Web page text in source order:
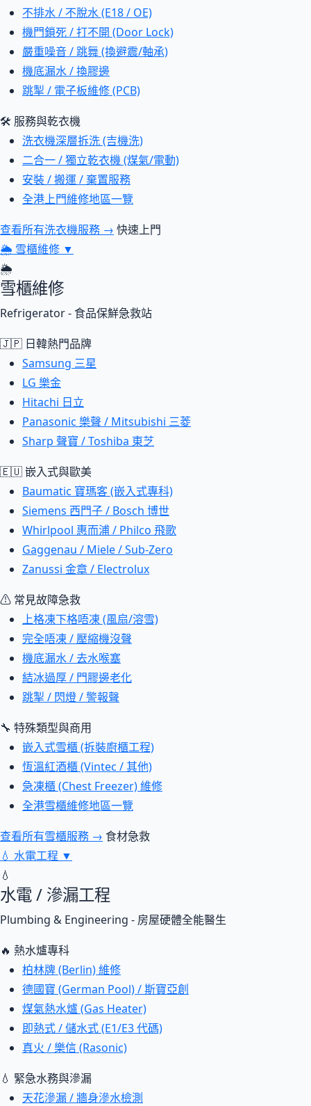
不排水 / 不脫水 (E18 / OE)
機門鎖死 / 打不開 (Door Lock)
嚴重噪音 / 跳舞 (換避震/軸承)
機底漏水 / 換膠邊
跳掣 / 電子板維修 (PCB)
🛠 服務與乾衣機
洗衣機深層拆洗 (吉機洗)
二合一 / 獨立乾衣機 (煤氣/電動)
安裝 / 搬運 / 棄置服務
全港上門維修地區一覽
查看所有洗衣機服務 → 快速上門
🌦 雪櫃維修 ▼
🌦
雪櫃維修
Refrigerator - 食品保鮮急救站
🇯🇵 日韓熱門品牌
Samsung 三星
LG 樂金
Hitachi 日立
Panasonic 樂聲 / Mitsubishi 三菱
Sharp 聲寶 / Toshiba 東芝
🇪🇺 嵌入式與歐美
Baumatic 寶瑪客 (嵌入式專科)
Siemens 西門子 / Bosch 博世
Whirlpool 惠而浦 / Philco 飛歌
Gaggenau / Miele / Sub-Zero
Zanussi 金章 / Electrolux
⚠ 常見故障急救
上格凍下格唔凍 (風扇/溶雪)
完全唔凍 / 壓縮機沒聲
機底漏水 / 去水喉塞
結冰過厚 / 門膠邊老化
跳掣 / 閃燈 / 警報聲
🔧 特殊類型與商用
嵌入式雪櫃 (拆裝廚櫃工程)
恆溫紅酒櫃 (Vintec / 其他)
急凍櫃 (Chest Freezer) 維修
全港雪櫃維修地區一覽
查看所有雪櫃服務 → 食材急救
💧 水電工程 ▼
💧
水電 / 滲漏工程
Plumbing & Engineering - 房屋硬體全能醫生
🔥 熱水爐專科
柏林牌 (Berlin) 維修
德國寶 (German Pool) / 斯寶亞創
煤氣熱水爐 (Gas Heater)
即熱式 / 儲水式 (E1/E3 代碼)
真火 / 樂信 (Rasonic)
💧 緊急水務與滲漏
天花滲漏 / 牆身滲水檢測